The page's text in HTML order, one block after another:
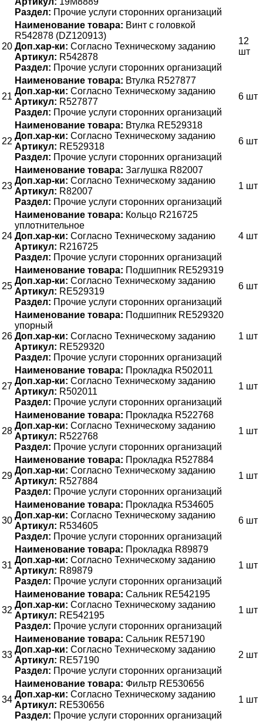
Раздел: Прочие услуги сторонних организаций
20
Наименование товара: Винт с головкой
R542878 (DZ120913)
Доп.хар-ки: Согласно Техническому заданию
Артикул: R542878
Раздел: Прочие услуги сторонних организаций
12
шт
21
Наименование товара: Втулка R527877
Доп.хар-ки: Согласно Техническому заданию
Артикул: R527877
Раздел: Прочие услуги сторонних организаций
6 шт
22
Наименование товара: Втулка RE529318
Доп.хар-ки: Согласно Техническому заданию
Артикул: RE529318
Раздел: Прочие услуги сторонних организаций
6 шт
23
Наименование товара: Заглушка R82007
Доп.хар-ки: Согласно Техническому заданию
Артикул: R82007
Раздел: Прочие услуги сторонних организаций
1 шт
24
Наименование товара: Кольцо R216725
уплотнительное
Доп.хар-ки: Согласно Техническому заданию
Артикул: R216725
Раздел: Прочие услуги сторонних организаций
4 шт
25
Наименование товара: Подшипник RE529319
Доп.хар-ки: Согласно Техническому заданию
Артикул: RE529319
Раздел: Прочие услуги сторонних организаций
6 шт
26
Наименование товара: Подшипник RE529320
упорный
Доп.хар-ки: Согласно Техническому заданию
Артикул: RE529320
Раздел: Прочие услуги сторонних организаций
1 шт
27
Наименование товара: Прокладка R502011
Доп.хар-ки: Согласно Техническому заданию
Артикул: R502011
Раздел: Прочие услуги сторонних организаций
1 шт
28
Наименование товара: Прокладка R522768
Доп.хар-ки: Согласно Техническому заданию
Артикул: R522768
Раздел: Прочие услуги сторонних организаций
1 шт
29
Наименование товара: Прокладка R527884
Доп.хар-ки: Согласно Техническому заданию
Артикул: R527884
Раздел: Прочие услуги сторонних организаций
1 шт
30
Наименование товара: Прокладка R534605
Доп.хар-ки: Согласно Техническому заданию
Артикул: R534605
Раздел: Прочие услуги сторонних организаций
6 шт
31
Наименование товара: Прокладка R89879
Доп.хар-ки: Согласно Техническому заданию
Артикул: R89879
Раздел: Прочие услуги сторонних организаций
1 шт
32
Наименование товара: Сальник RE542195
Доп.хар-ки: Согласно Техническому заданию
Артикул: RE542195
Раздел: Прочие услуги сторонних организаций
1 шт
33
Наименование товара: Сальник RE57190
Доп.хар-ки: Согласно Техническому заданию
Артикул: RE57190
Раздел: Прочие услуги сторонних организаций
2 шт
34
Наименование товара: Фильтр RE530656
Доп.хар-ки: Согласно Техническому заданию
Артикул: RE530656
Раздел: Прочие услуги сторонних организаций
1 шт